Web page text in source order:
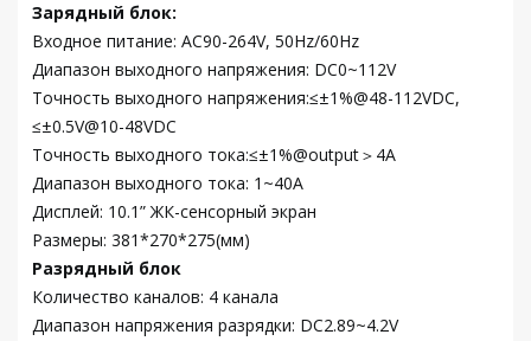
Зарядный блок:
Входное питание: AC90-264V, 50Hz/60Hz
Диапазон выходного напряжения: DC0~112V
Точность выходного напряжения:≤±1%@48-112VDC,
≤±0.5V@10-48VDC
Точность выходного тока:≤±1%@output＞4A
Диапазон выходного тока: 1~40A
Дисплей: 10.1” ЖК-сенсорный экран
Размеры: 381*270*275(мм)
Разрядный блок
Количество каналов: 4 канала
Диапазон напряжения разрядки: DC2.89~4.2V